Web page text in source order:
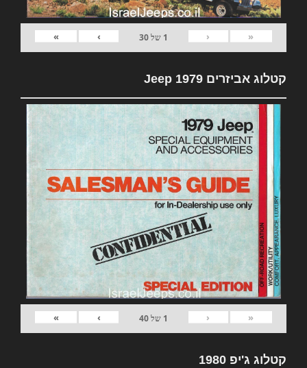
«
‹
1 של30
›
»
קטלוג אביזרים 1979 Jeep
«
‹
1 של40
›
»
קטלוג ג'יפ 1980